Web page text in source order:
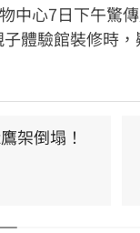
中心7日下午驚
體驗館裝修時
鷹架與天花板崩
營業，其餘區域
正積極介入調查
架倒塌！